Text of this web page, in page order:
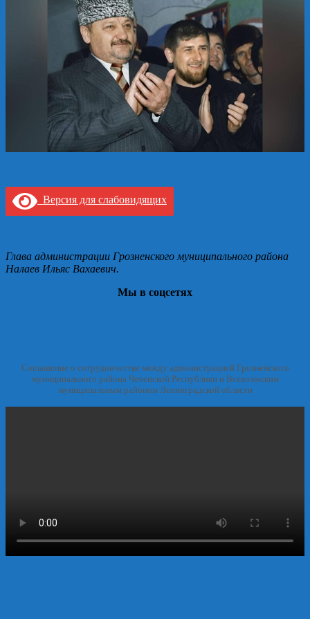
Версия для слабовидящих
Глава администрации Грозненского муниципального района
Налаев Ильяс Вахаевич.
Мы в соцсетях
Соглашение о сотрудничестве между администрацией Грозненского
муниципального района Чеченской Республики и Всеволжским
муниципальным районом Ленинградской области